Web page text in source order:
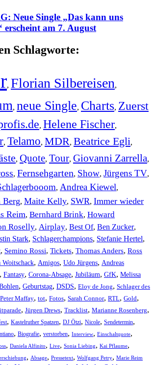
Neue Single „Das kann uns
erscheint am 7. August
Schlagworte:
, Florian Silbereisen,
, neue Single, Charts, Zuerst
, Helene Fischer,
, Telamo, MDR, Beatrice Egli,
, Quote, Tour, Giovanni Zarrella,
, Fernsehgarten, Show, Jürgens TV,
, Andrea Kiewel,
Berg, Maite Kelly, SWR, Immer wieder
Reim, Bernhard Brink, Howard
Roselly, Airplay, Best Of, Ben Zucker,
Stark, Schlagerchampions, Stefanie Hertel,
, Semino Rossi, Tickets, Thomas Anders, Ross
Woitschack, Amigos, Udo Jürgens, Andreas
, Fantasy, Corona-Absage, Jubiläum, GfK, Melissa
, Geburtstag, DSDS, Eloy de Jong, Schlager des
Peter Maffay, tot, Fotos, Sarah Connor, RTL, Gold,
, Jürgen Drews, Tracklist, Marianne Rosenberg,
, Kastelruther Spatzen, DJ Ötzi, Nicole, Sendetermin,
, Biografie, verstorben, Interview, Einschaltquote,
, Daniela Alfinito, Live, Sonia Liebing, Kai Pflaume,
, Absage, Pressetext, Wolfgang Petry, Marie Reim